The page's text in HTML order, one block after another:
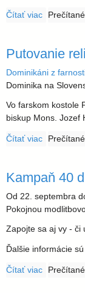
v
s
k
á
a
r
c
i
Čítať viac o 27.
Putovanie
Dominikáni z
Dominika na
Vo farskom kostole
biskup Mons. Jozef
Čítať viac o
Kampaň 40
Od 22. septembra
Pokojnou
Zapojte sa aj vy - či
Ďalšie informácie
Čítať viac o